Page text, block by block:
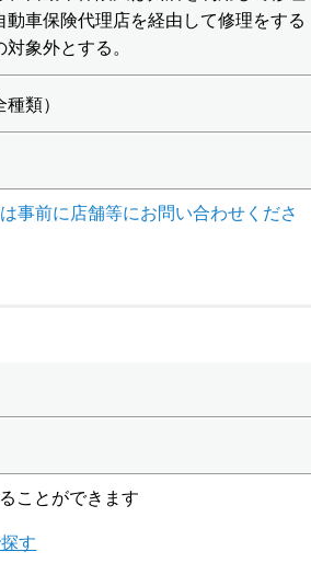
動車保険代理店を経由して修理をする
象外とする。
類）
事前に店舗等にお問い合わせくださ
ことができます
す